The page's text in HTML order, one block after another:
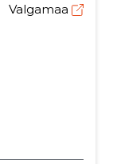
Valgamaa